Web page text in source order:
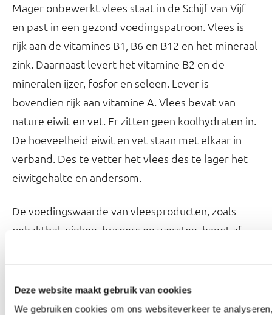
Deze website maakt gebruik van cookies
We gebruiken cookies om ons websiteverkeer te
Mager onbewerkt vlees staat in de Schijf van Vijf
en past in een gezond voedingspatroon. Vlees is
rijk aan de vitamines B1, B6 en B12 en het mineraal
zink. Daarnaast levert het vitamine B2 en de
mineralen ijzer, fosfor en seleen. Lever is
bovendien rijk aan vitamine A. Vlees bevat van
nature eiwit en vet. Er zitten geen koolhydraten in.
De hoeveelheid eiwit en vet staan met elkaar in
verband. Des te vetter het vlees des te lager het
eiwitgehalte en andersom.
De voedingswaarde van vleesproducten, zoals
gehaktbal, vinken, burgers en worsten, hangt af
en vleeswaren zoals rollade, rookvlees, bacon en
ham. Het advies is om zoveel mogelijk te kiezen